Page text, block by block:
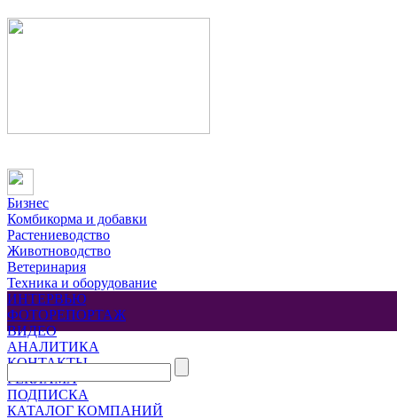
Бизнес
Комбикорма и добавки
Растениеводство
Животноводство
Ветеринария
Техника и оборудование
ИНТЕРВЬЮ
ФОТОРЕПОРТАЖ
ВИДЕО
АНАЛИТИКА
КОНТАКТЫ
РЕКЛАМА
ПОДПИСКА
КАТАЛОГ КОМПАНИЙ